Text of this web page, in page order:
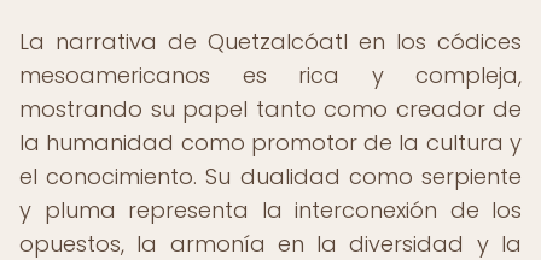
La narrativa de Quetzalcóatl en los códices
mesoamericanos es rica y compleja,
mostrando su papel tanto como creador de
la humanidad como promotor de la cultura y
el conocimiento. Su dualidad como serpiente
y pluma representa la interconexión de los
opuestos, la armonía en la diversidad y la